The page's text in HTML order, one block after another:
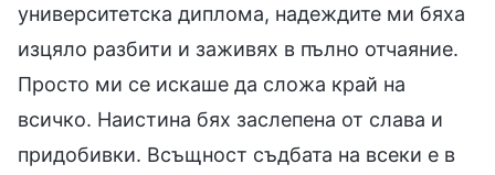
университетска диплома, надеждите ми бяха
изцяло разбити и заживях в пълно отчаяние.
Просто ми се искаше да сложа край на
всичко. Наистина бях заслепена от слава и
придобивки. Всъщност съдбата на всеки е в